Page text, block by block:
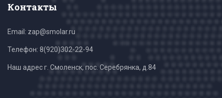
Контакты
Email: zap@smolar.ru
Телефон: 8(920)302-22-94
Наш адрес г. Смоленск, пос. Серебрянка, д.84